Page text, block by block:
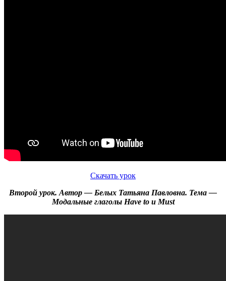
Скачать урок
Второй урок. Автор — Белых Татьяна Павловна. Тема —
Модальные глаголы Have to и Must